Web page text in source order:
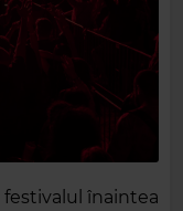
festivalul înaintea